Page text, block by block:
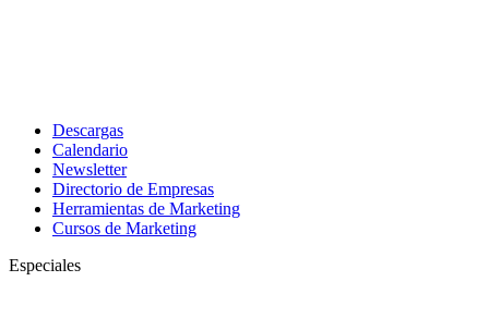
Descargas
Calendario
Newsletter
Directorio de Empresas
Herramientas de Marketing
Cursos de Marketing
Especiales